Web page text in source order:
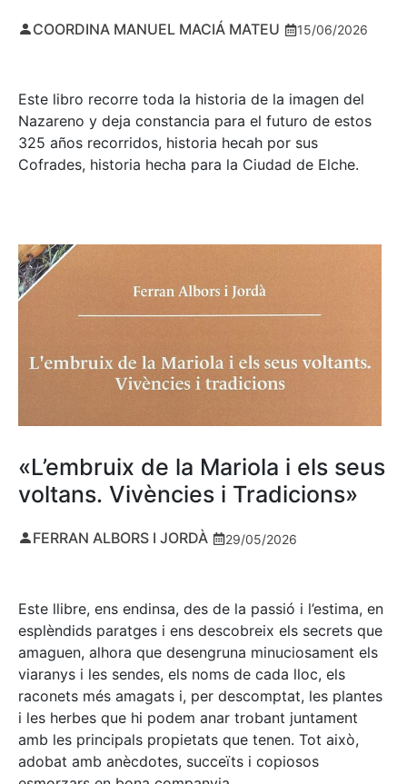
COORDINA MANUEL MACIÁ MATEU 15/06/2026
Este libro recorre toda la historia de la imagen del
Nazareno y deja constancia para el futuro de estos
325 años recorridos, historia hecah por sus
Cofrades, historia hecha para la Ciudad de Elche.
«L’embruix de la Mariola i els seus
voltans. Vivències i Tradicions»
FERRAN ALBORS I JORDÀ 29/05/2026
Este llibre, ens endinsa, des de la passió i l’estima, en
esplèndids paratges i ens descobreix els secrets que
amaguen, alhora que desengruna minuciosament els
viaranys i les sendes, els noms de cada lloc, els
raconets més amagats i, per descomptat, les plantes
i les herbes que hi podem anar trobant juntament
amb les principals propietats que tenen. Tot això,
adobat amb anècdotes, succeïts i copiosos